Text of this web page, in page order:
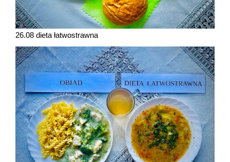
26.08 dieta łatwostrawna